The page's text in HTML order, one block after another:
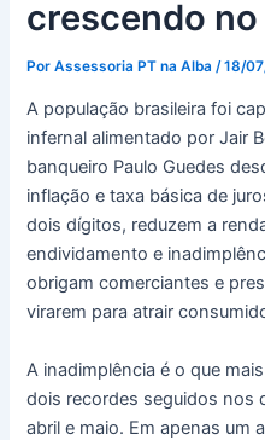
crescendo
PorAssessoria PT na Alba/18/
A população brasileira foi
infernal alimentado por Jair
banqueiro Paulo Guedes
inflação e taxa básica de
dois dígitos, reduzem a
endividamento e
obrigam comerciantes e
virarem para atrair
A inadimplência é o que
dois recordes seguidos nos
abril e maio. Em apenas um